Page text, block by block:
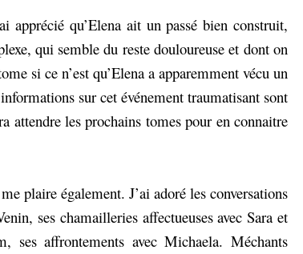
apprécié qu’Elena ait un passé bien construit,
qui semble du reste douloureuse et dont on
si ce n’est qu’Elena a apparemment vécu un
sur cet événement traumatisant sont
attendre les prochains tomes pour en connaitre
plaire également. J’ai adoré les conversations
ses chamailleries affectueuses avec Sara et
ses affrontements avec Michaela. Méchants